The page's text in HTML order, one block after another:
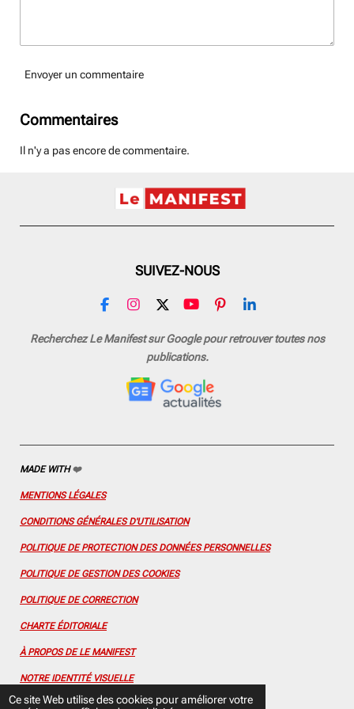
Ce site Web utilise des cookies pour améliorer votre
Envoyer un commentaire
Commentaires
Il n'y a pas encore de commentaire.
SUIVEZ-NOUS
F
c
I
s
r
a
X
Y
u
T
u
e
P
n
s
t
L
n
Recherchez Le Manifest sur Google pour retrouver toutes nos
publications.
MADE WITH❤️
MENTIONS LÉGALES
CONDITIONS GÉNÉRALES D'UTILISATION
POLITIQUE DE PROTECTION DES DONNÉES PERSONNELLES
POLITIQUE DE GESTION DES COOKIES
POLITIQUE DE CORRECTION
CHARTE ÉDITORIALE
À PROPOS DE LE MANIFEST
NOTRE IDENTITÉ VISUELLE
CONTACTEZ-NOUS